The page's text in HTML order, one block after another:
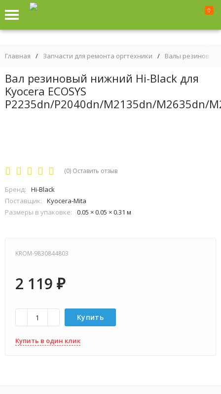
0
Главная / Запчасти для ремонта оргтехники / Валы резиновые
Вал резиновый нижний Hi-Black для
Kyocera ECOSYS
P2235dn/P2040dn/M2135dn/M2635dn/
(0) Оставить отзыв
Бренд:
Hi-Black
Поставщик:
Kyocera-Mita
Размеры в упаковке:
0.05 × 0.05 × 0.31 м
KROM-9830844803
2 119 ₽
Купить
Купить в один клик